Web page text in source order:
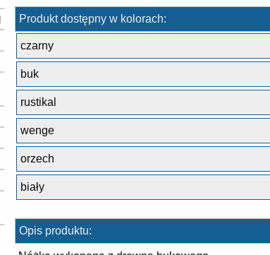
Produkt dostępny w kolorach:
czarny
buk
rustikal
wenge
orzech
biały
Opis produktu: